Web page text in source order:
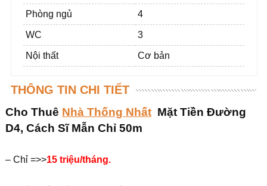
Phòng ngủ 4
WC 3
Nội thất Cơ bản
THÔNG TIN CHI TIẾT
Cho Thuê Nhà Thống NhấtMặt Tiền Đường
D4, Cách Sĩ Mẫn Chỉ 50m
– Chỉ =>>15 triệu/tháng.